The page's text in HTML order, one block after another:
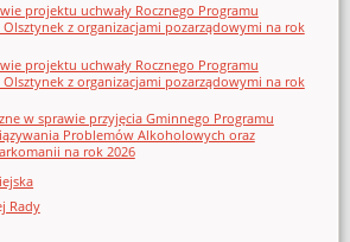
projektu uchwały Rocznego Programu
Olsztynek z organizacjami pozarządowymi na rok
projektu uchwały Rocznego Programu
Olsztynek z organizacjami pozarządowymi na rok
w sprawie przyjęcia Gminnego Programu
Problemów Alkoholowych oraz
na rok 2026
Rady